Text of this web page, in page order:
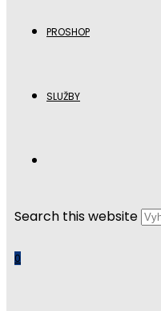
PROSHOP
SLUŽBY
Search this website
0